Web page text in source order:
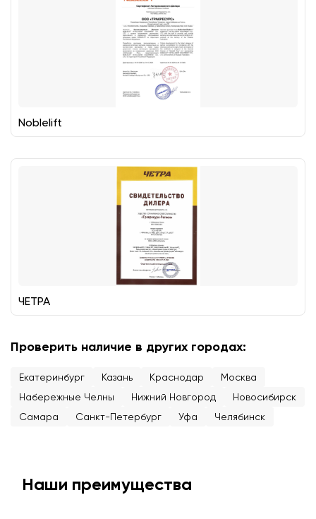
Noblelift
ЧЕТРА
Проверить наличие в других городах:
Екатеринбург Казань Краснодар
Москва
Набережные Челны
Нижний Новгород
Новосибирск
Самара
Санкт-Петербург Уфа Челябинск
Наши преимущества